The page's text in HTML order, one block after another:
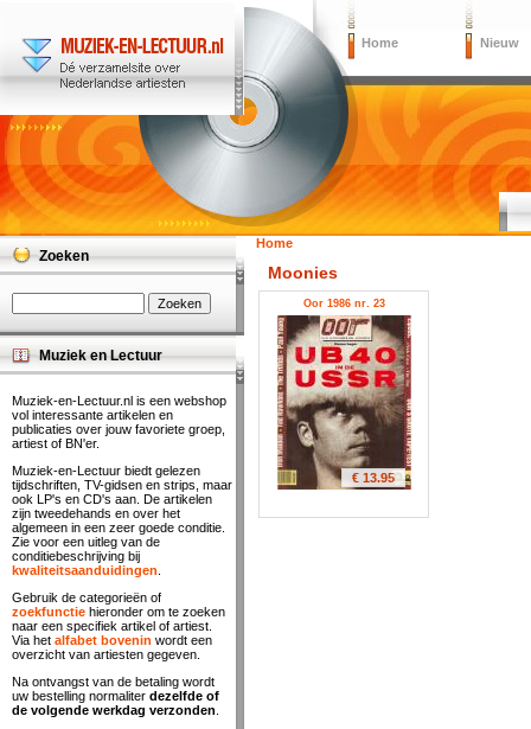
Home Nieuw
Home
Moonies
Oor 1986 nr. 23
€ 13.95
Zoeken
Muziek en Lectuur
Muziek-en-Lectuur.nl is een webshop
vol interessante artikelen en
publicaties over jouw favoriete groep,
artiest of BN'er.
Muziek-en-Lectuur biedt gelezen
tijdschriften, TV-gidsen en strips, maar
ook LP's en CD's aan. De artikelen
zijn tweedehands en over het
algemeen in een zeer goede conditie.
Zie voor een uitleg van de
conditiebeschrijving bij
kwaliteitsaanduidingen
Gebruik de categorieën of
zoekfunctie hieronder om te zoeken
naar een specifiek artikel of artiest.
Via het alfabet bovenin wordt een
overzicht van artiesten gegeven.
Na ontvangst van de betaling wordt
uw bestelling normaliter dezelfde of
de volgende werkdag verzonden